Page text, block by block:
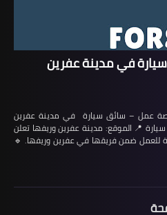
في مدينة عفرين
– سائق سيارة في مدينة عفرين
📍 الموقع: مدينة عفرين وريفها تعلن
للعمل ضمن فريقها في عفرين وريفها. 🔹